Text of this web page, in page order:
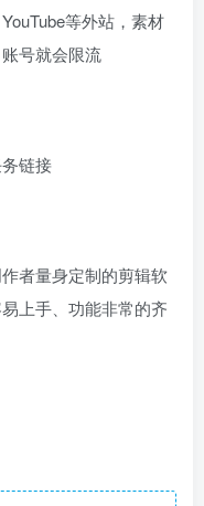
等外站，素材
号就会限流
链接
者量身定制的剪辑软
上手、功能非常的齐